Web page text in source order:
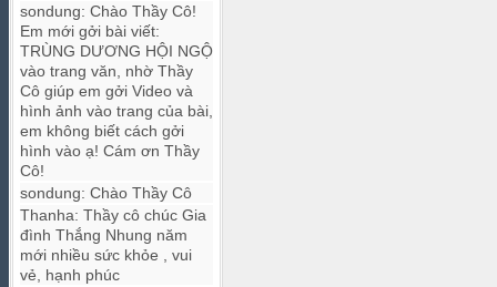
sondung: Chào Thầy Cô!
Em mới gởi bài viết:
TRÙNG DƯƠNG HỘI NGỘ
vào trang văn, nhờ Thầy
Cô giúp em gởi Video và
hình ảnh vào trang của bài,
em không biết cách gởi
hình vào ạ! Cám ơn Thầy
Cô!
sondung: Chào Thầy Cô
Thanha: Thầy cô chúc Gia
đình Thắng Nhung năm
mới nhiều sức khỏe , vui
vẻ, hạnh phúc